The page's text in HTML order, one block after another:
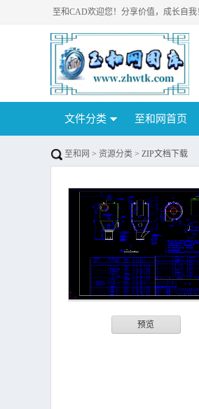
至和CAD欢迎您！分享价值，成长自我
文件分类 至和网首页
至和网 > 资源分类 > ZIP文档下载
预览